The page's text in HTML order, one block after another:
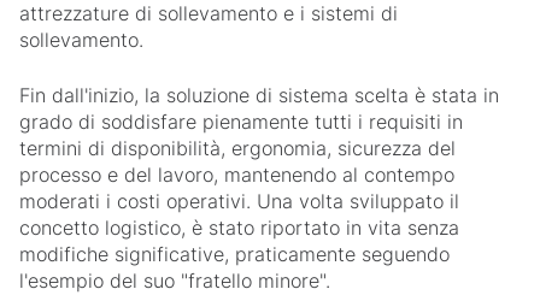
attrezzature di sollevamento e i sistemi di
sollevamento.
Fin dall'inizio, la soluzione di sistema scelta è stata in
grado di soddisfare pienamente tutti i requisiti in
termini di disponibilità, ergonomia, sicurezza del
processo e del lavoro, mantenendo al contempo
moderati i costi operativi. Una volta sviluppato il
concetto logistico, è stato riportato in vita senza
modifiche significative, praticamente seguendo
l'esempio del suo "fratello minore".